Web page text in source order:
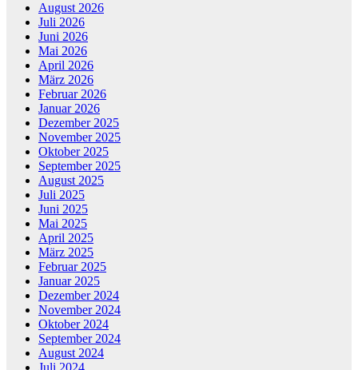
August 2026
Juli 2026
Juni 2026
Mai 2026
April 2026
März 2026
Februar 2026
Januar 2026
Dezember 2025
November 2025
Oktober 2025
September 2025
August 2025
Juli 2025
Juni 2025
Mai 2025
April 2025
März 2025
Februar 2025
Januar 2025
Dezember 2024
November 2024
Oktober 2024
September 2024
August 2024